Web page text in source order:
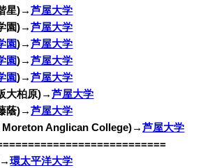
星)→芦屋大学
園)→芦屋大学
園)→芦屋大学
園)→芦屋大学
園)→芦屋大学
大柏原)→芦屋大学
蔭)→芦屋大学
Moreton Anglican College)→芦屋大学
環太平洋大学